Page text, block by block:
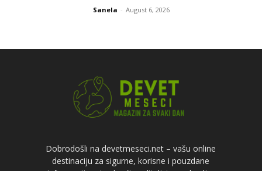
Sanela - August 6, 2026
Dobrodošli na devetmeseci.net – vašu online
destinaciju za sigurne, korisne i pouzdane